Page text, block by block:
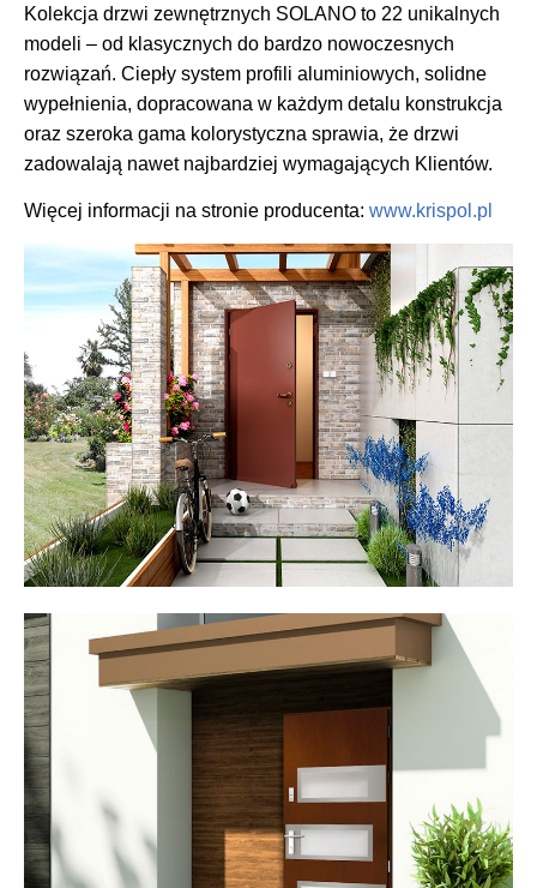
Kolekcja drzwi zewnętrznych SOLANO to 22 unikalnych
modeli – od klasycznych do bardzo nowoczesnych
rozwiązań. Ciepły system profili aluminiowych, solidne
wypełnienia, dopracowana w każdym detalu konstrukcja
oraz szeroka gama kolorystyczna sprawia, że drzwi
zadowalają nawet najbardziej wymagających Klientów.
Więcej informacji na stronie producenta: www.krispol.pl